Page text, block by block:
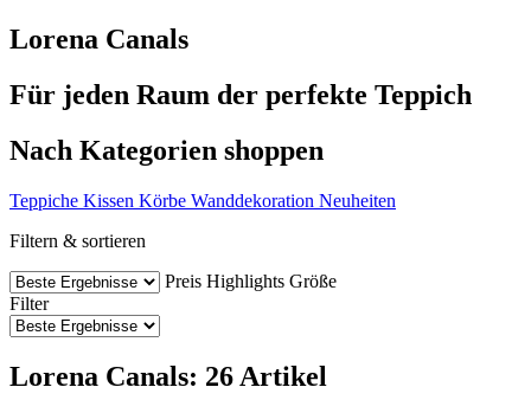
Lorena Canals
Für jeden Raum der perfekte Teppich
Nach Kategorien shoppen
Teppiche Kissen Körbe Wanddekoration Neuheiten
Filtern & sortieren
Preis Highlights Größe
Filter
Lorena Canals: 26 Artikel